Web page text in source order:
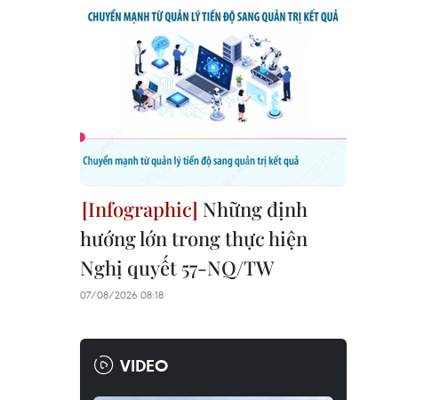
Những định
hướng lớn trong thực hiện
Nghị quyết 57-NQ/TW
07/08/2026 08:18
VIDEO